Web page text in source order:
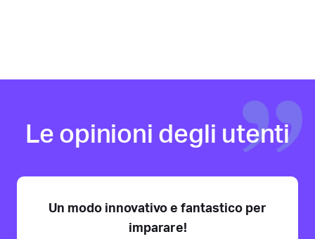
Le opinioni degli utenti
Un modo innovativo e fantastico per
imparare!